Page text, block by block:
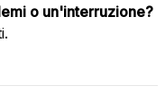
o un'interruzione?